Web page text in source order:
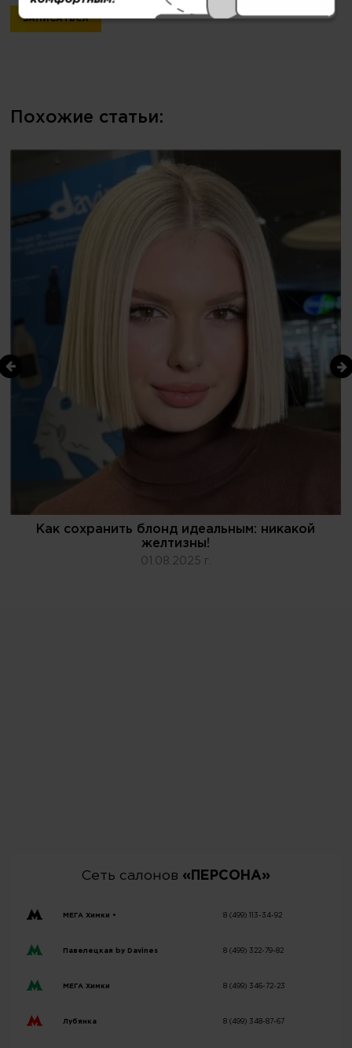
ЗАПИСАТЬСЯ
Похожие статьи:
Как сохранить блонд идеальным: никакой
желтизны!
01.08.2025 г.
Сеть салонов «ПЕРСОНА»
МЕГА Химки • 8 (499) 113-34-92
Павелецкая by Davines 8 (499) 322-79-82
МЕГА Химки 8 (499) 346-72-23
Лубянка 8 (499) 348-87-67